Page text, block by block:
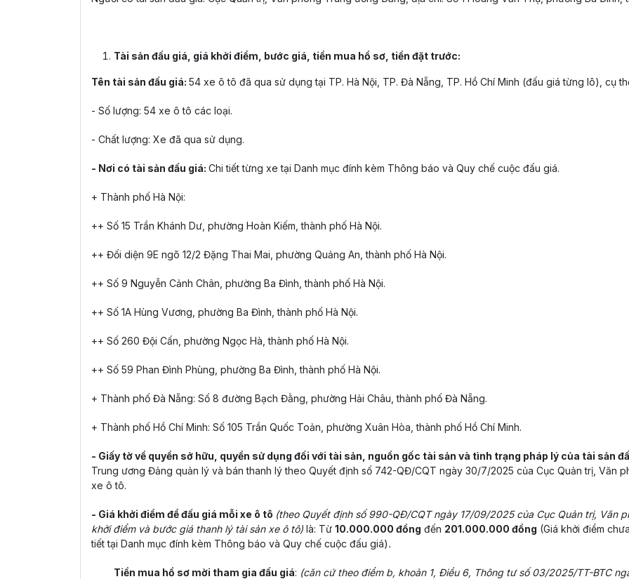
Tài sản đấu giá, giá khởi điểm, bước giá, tiền mua hồ sơ, tiền đặt trước:
Tên tài sản đấu giá: 54 xe ô tô đã qua sử dụng tại TP. Hà Nội, TP. Đà Nẵng, TP. Hồ Chí Minh (đấu giá từng lô), cụ
- Số lượng: 54 xe ô tô các loại.
- Chất lượng: Xe đã qua sử dụng.
- Nơi có tài sản đấu giá: Chi tiết từng xe tại Danh mục đính kèm Thông báo và Quy chế cuộc đấu giá.
+ Thành phố Hà Nội:
++ Số 15 Trần Khánh Dư, phường Hoàn Kiếm, thành phố Hà Nội.
++ Đối diện 9E ngõ 12/2 Đặng Thai Mai, phường Quảng An, thành phố Hà Nội.
++ Số 9 Nguyễn Cảnh Chân, phường Ba Đình, thành phố Hà Nội.
++ Số 1A Hùng Vương, phường Ba Đình, thành phố Hà Nội.
++ Số 260 Đội Cấn, phường Ngọc Hà, thành phố Hà Nội.
++ Số 59 Phan Đình Phùng, phường Ba Đình, thành phố Hà Nội.
+ Thành phố Đà Nẵng: Số 8 đường Bạch Đằng, phường Hải Châu, thành phố Đà Nẵng.
+ Thành phố Hồ Chí Minh: Số 105 Trần Quốc Toản, phường Xuân Hòa, thành phố Hồ Chí Minh.
- Giấy tờ về quyền sở hữu, quyền sử dụng đối với tài sản, nguồn gốc tài sản và tình trạng pháp lý của tài sản
Trung ương Đảng quản lý và bán thanh lý theo Quyết định số 742-QĐ/CQT ngày 30/7/2025 của Cục Quản trị, Văn
xe ô tô.
- Giá khởi điểm để đấu giá mỗi xe ô tô (theo Quyết định số 990-QĐ/CQT ngày 17/09/2025 của Cục Quản trị, Văn
khởi điểm và bước giá thanh lý tài sản xe ô tô) là: Từ 10.000.000 đồng đến 201.000.000 đồng (Giá khởi điểm
tiết tại Danh mục đính kèm Thông báo và Quy chế cuộc đấu giá).
Tiền mua hồ sơ mời tham gia đấu giá: (căn cứ theo điểm b, khoản 1, Điều 6, Thông tư số 03/2025/TT-BTC